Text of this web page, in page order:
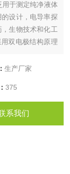
于测定纯净液体
设计，电导率探
生物技术和化工
双电极结构原理
对污染不敏感。
生产厂家
375
系我们